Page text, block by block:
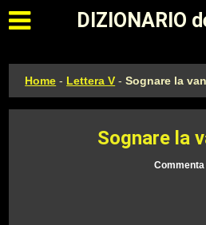
Apri il menu
DIZIONARIO
Home - Lettera V -Sognare la
Sognare la
Commenta